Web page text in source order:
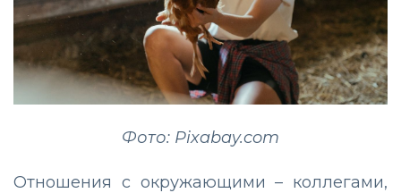
Фото: Pixabay.com
Отношения с окружающими – коллегами,